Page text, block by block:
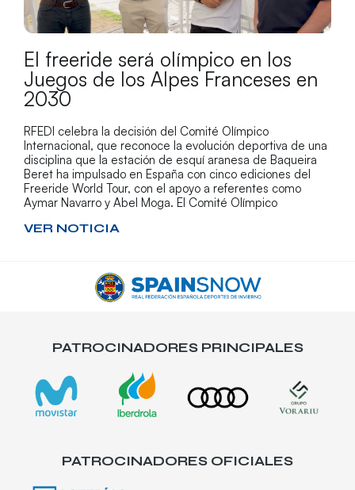
El freeride será olímpico en los
Juegos de los Alpes Franceses en
2030
RFEDI celebra la decisión del Comité Olímpico
Internacional, que reconoce la evolución deportiva de una
disciplina que la estación de esquí aranesa de Baqueira
Beret ha impulsado en España con cinco ediciones del
Freeride World Tour, con el apoyo a referentes como
Aymar Navarro y Abel Moga. El Comité Olímpico
VER NOTICIA
PATROCINADORES PRINCIPALES
PATROCINADORES OFICIALES